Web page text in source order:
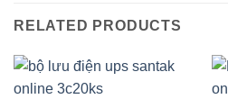
RELATED PRODUCTS